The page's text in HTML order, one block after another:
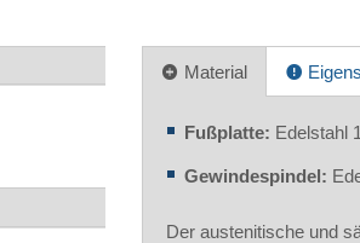
Material
Fußplatte: Edelstahl
Gewindespindel:
Der austenitische und